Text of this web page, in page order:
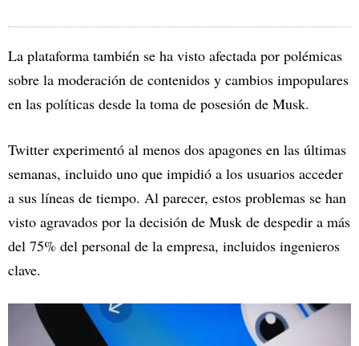
La plataforma también se ha visto afectada por polémicas
sobre la moderación de contenidos y cambios impopulares
en las políticas desde la toma de posesión de Musk.
Twitter experimentó al menos dos apagones en las últimas
semanas, incluido uno que impidió a los usuarios acceder
a sus líneas de tiempo. Al parecer, estos problemas se han
visto agravados por la decisión de Musk de despedir a más
del 75% del personal de la empresa, incluidos ingenieros
clave.